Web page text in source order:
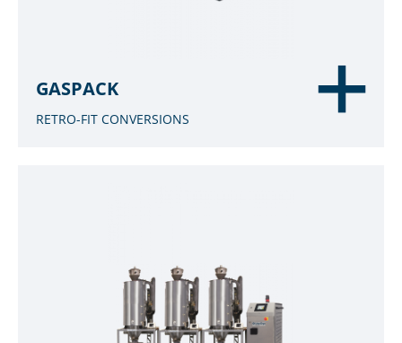
GASPACK
RETRO-FIT CONVERSIONS